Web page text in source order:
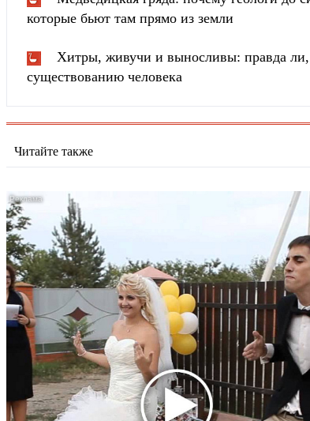
которые бьют там прямо из земли
Хитры, живучи и выносливы: правда
существованию человека
Читайте также